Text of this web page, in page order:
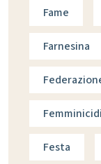
Fame
Farnesina
Festa